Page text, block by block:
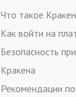
Что такое
Как войти на
Безопасность
Кракена
Рекомендации